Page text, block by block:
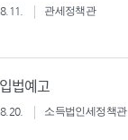
관세정책관
법예고
소득법인세정책관